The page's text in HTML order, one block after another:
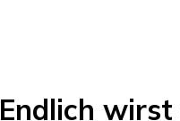
Endlich wirst